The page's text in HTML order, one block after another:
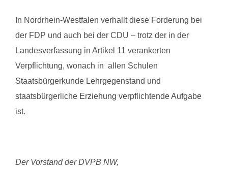
In Nordrhein-Westfalen verhallt diese Forderung bei
der FDP und auch bei der CDU – trotz der in der
Landesverfassung in Artikel 11 verankerten
Verpflichtung, wonach in allen Schulen
Staatsbürgerkunde Lehrgegenstand und
staatsbürgerliche Erziehung verpflichtende Aufgabe
ist.
Der Vorstand der DVPB NW,